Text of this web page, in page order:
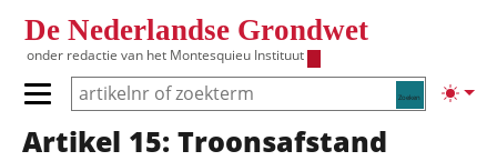
De Nederlandse Grondwet
onder redactie van het Montesquieu Instituut
Zoeken
Primair menu tonen/verbergen
Hoofdnavigatie
Artikel 15: Troonsafstand